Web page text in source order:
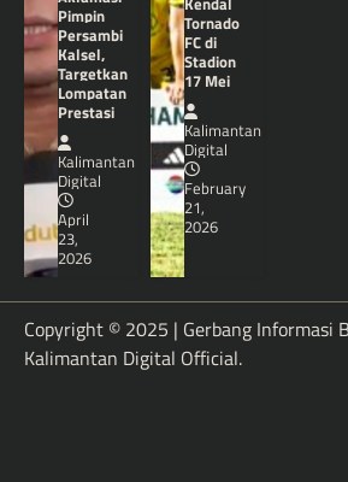
Pimpin
Persambi
Kalsel,
Targetkan
Lompatan
Prestasi
Kalimantan
Digital
April
23,
2026
Tornado
FC di
Stadion
17 Mei
Kalimantan
Digital
February
21,
2026
Copyright © 2025 | Gerbang Informasi
Kalimantan Digital Official.